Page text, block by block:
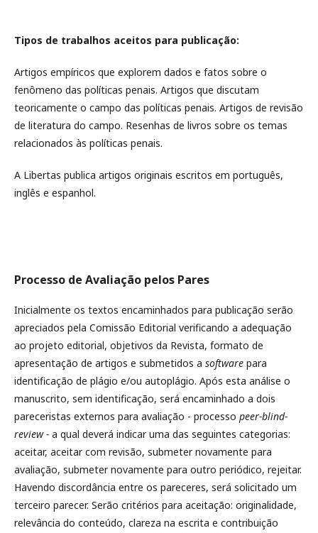
Tipos de trabalhos aceitos para publicação:
Artigos empíricos que explorem dados e fatos sobre o
fenômeno das políticas penais. Artigos que discutam
teoricamente o campo das políticas penais. Artigos de revisão
de literatura do campo. Resenhas de livros sobre os temas
relacionados às políticas penais.
A Libertas publica artigos originais escritos em português,
inglês e espanhol.
Processo de Avaliação pelos Pares
Inicialmente os textos encaminhados para publicação serão
apreciados pela Comissão Editorial verificando a adequação
ao projeto editorial, objetivos da Revista, formato de
apresentação de artigos e submetidos a software para
identificação de plágio e/ou autoplágio. Após esta análise o
manuscrito, sem identificação, será encaminhado a dois
pareceristas externos para avaliação - processo peer-blind-
review - a qual deverá indicar uma das seguintes categorias:
aceitar, aceitar com revisão, submeter novamente para
avaliação, submeter novamente para outro periódico, rejeitar.
Havendo discordância entre os pareceres, será solicitado um
terceiro parecer. Serão critérios para aceitação: originalidade,
relevância do conteúdo, clareza na escrita e contribuição